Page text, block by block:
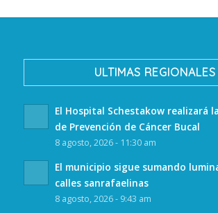
ULTIMAS REGIONALES
El Hospital Schestakow realizará
de Prevención de Cáncer Bucal
8 agosto, 2026 - 11:30 am
El municipio sigue sumando
calles sanrafaelinas
8 agosto, 2026 - 9:43 am